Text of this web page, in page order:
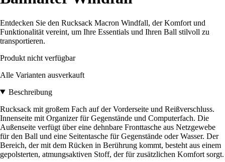
Entdecken Sie den Rucksack Macron Windfall, der Komfort und
Funktionalität vereint, um Ihre Essentials und Ihren Ball stilvoll zu
transportieren.
Produkt nicht verfügbar
Alle Varianten ausverkauft
Beschreibung
Rucksack mit großem Fach auf der Vorderseite und Reißverschluss.
Innenseite mit Organizer für Gegenstände und Computerfach. Die
Außenseite verfügt über eine dehnbare Fronttasche aus Netzgewebe
für den Ball und eine Seitentasche für Gegenstände oder Wasser. Der
Bereich, der mit dem Rücken in Berührung kommt, besteht aus einem
gepolsterten, atmungsaktiven Stoff, der für zusätzlichen Komfort sorgt.